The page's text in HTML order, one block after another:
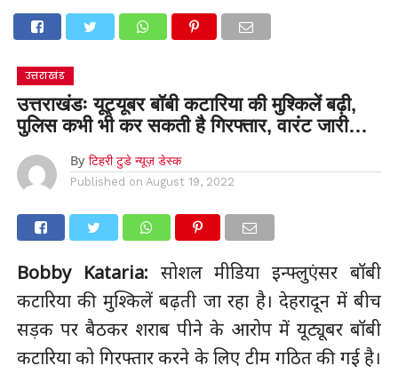
उत्तराखंड
उत्तराखंडः यूट्यूबर बॉबी कटारिया की मुश्किलें बढ़ी,
पुलिस कभी भी कर सकती है गिरफ्तार, वारंट जारी…
By टिहरी टुडे न्यूज़ डेस्क
Published on August 19, 2022
Bobby Kataria: सोशल मीडिया इन्फ्लुएंसर बॉबी
कटारिया की मुश्किलें बढ़ती जा रहा है। देहरादून में बीच
सड़क पर बैठकर शराब पीने के आरोप में यूट्यूबर बॉबी
कटारिया को गिरफ्तार करने के लिए टीम गठित की गई है।